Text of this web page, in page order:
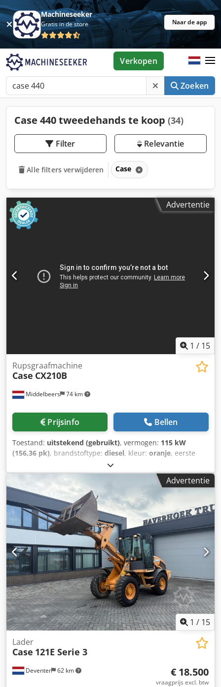
Machineseeker
Gratis in de store Naar de app
Zoeken
Verkopen
Case 440 tweedehands te koop (34)
Filter Relevantie
Alle filters verwijderen Case
Advertentie
1 / 15
Middelbeers 74 km
Rupsgraafmachine
Case CX210B
Prijsinfo Bellen
Toestand: uitstekend (gebruikt), vermogen: 115 kW
(156,36 pk), brandstoftype: diesel, kleur: oranje, eerste
, Bouwjaar:
h, Algemene informatie Bouwjaar: 2012 Serienummer:
DCH210R5NCEAH2500 Technische informatie Aantal
cilinders: 4 Leeggewicht: 22.600 kg Functioneel
Werkbreedte: 300 cm CE-markering: ja Staat Technische
staat: zeer goed Optische staat: zeer goed Financiële
informatie Prijs: op aanvraag Garantie Csdpfx Aiey En
Ndszjha Garantie: Van eerste eigenaar, volledig
dealeronderhouden, direct inzetbaar! - 80% rupsloopwerk
- Inclusief 3 bakken: 1300 mm, 450 mm en 2000 mm
slotenbak - Optioneel met TOPCON 3D-systeem uit 2021
Advertentie
1 / 15
Deventer 62 km
Lader
Case 121E Serie 3
€ 18.500
vraagprijs excl. btw